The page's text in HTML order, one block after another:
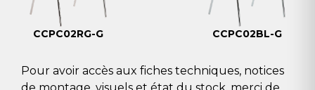
CCPC02RG-G CCPC02BL-G
Pour avoir accès aux fiches techniques, notices